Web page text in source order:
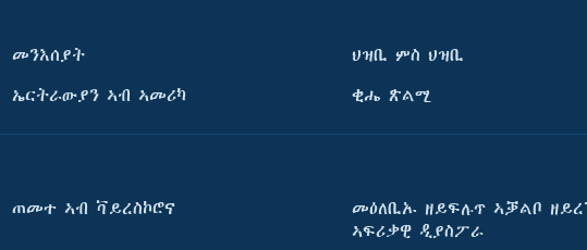
መንእሰያት
ኤርትራውያን ኣብ ኣመሪካ
ህዝቢ ምስ ህዝቢ
ቂሔ ጽልሚ
ጠመተ ኣብ ቫይረስኮሮና
መዕለቢኡ ዘይፍሉጥ ኣቓልቦ
ኣፍሪቃዊ ዲያስፖራ